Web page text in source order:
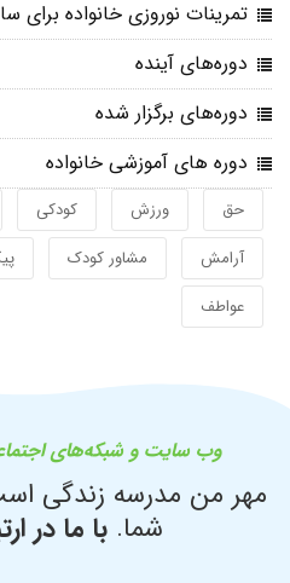
تمرینات نوروزی خانواده برای سال
دوره‌های آینده
دوره‌های برگزار شده
دوره های آموزشی خانواده
حق ورزش کودکی
آرامش
مشاور کودک
عواطف
وب سایت و شبکه‌های
مهر من مدرسه زندگی
شما. با ما در